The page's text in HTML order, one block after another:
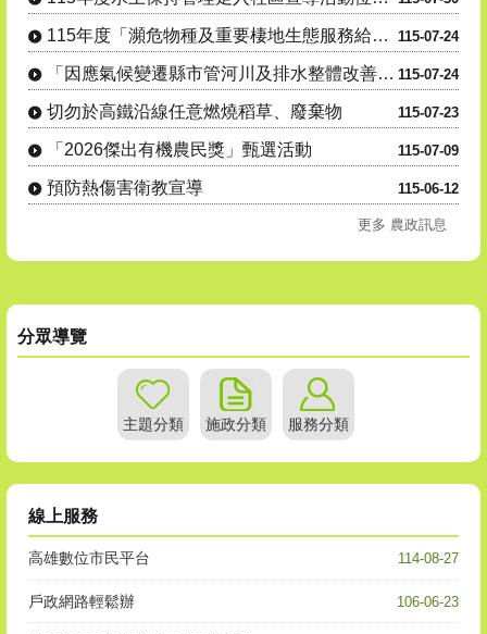
115-07-24
115年度「瀕危物種及重要棲地生態服務給付推 動方案」友善農....
115-07-24
「因應氣候變遷縣市管河川及排水整體改善計畫-養豬場永續發展及....
115-07-23
切勿於高鐵沿線任意燃燒稻草、廢棄物
115-07-09
「2026傑出有機農民獎」甄選活動
115-06-12
預防熱傷害衛教宣導
更多 農政訊息
分眾導覽
主題分類 施政分類 服務分類
線上服務
114-08-27
高雄數位市民平台
106-06-23
戶政網路輕鬆辦